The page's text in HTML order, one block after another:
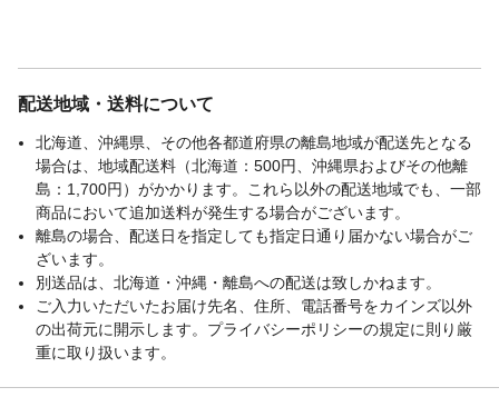
配送地域・送料について
北海道、沖縄県、その他各都道府県の離島地域が配送先となる
場合は、地域配送料（北海道：500円、沖縄県およびその他離
島：1,700円）がかかります。これら以外の配送地域でも、一部
商品において追加送料が発生する場合がございます。
離島の場合、配送日を指定しても指定日通り届かない場合がご
ざいます。
別送品は、北海道・沖縄・離島への配送は致しかねます。
ご入力いただいたお届け先名、住所、電話番号をカインズ以外
の出荷元に開示します。プライバシーポリシーの規定に則り厳
重に取り扱います。